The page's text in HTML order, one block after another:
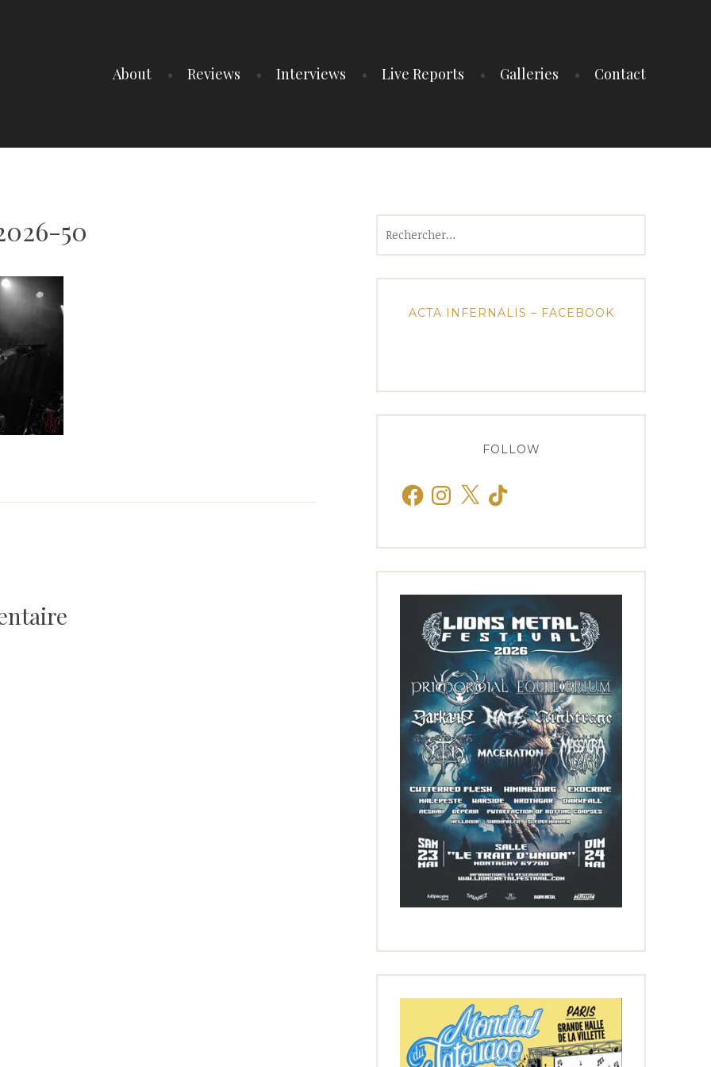
About Reviews Interviews Live Reports Galleries Contact
50
ACTA INFERNALIS – FACEBOOK
FOLLOW
FacebookInstagram
X TikTok